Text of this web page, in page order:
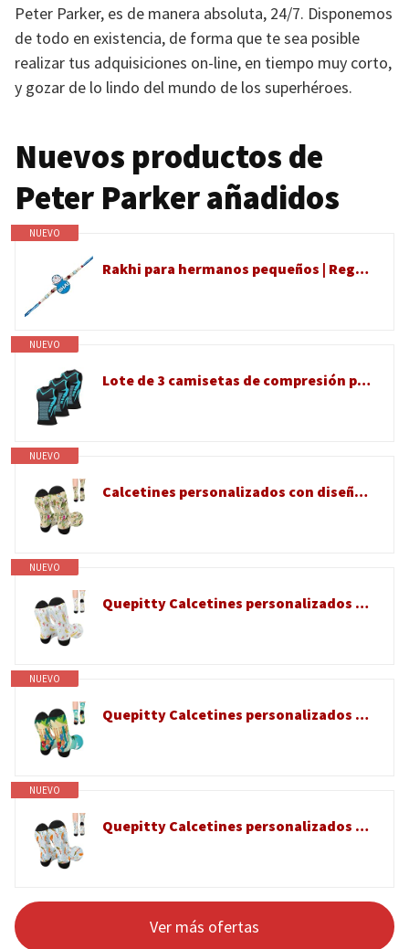
Peter Parker, es de manera absoluta, 24/7. Disponemos
de todo en existencia, de forma que te sea posible
realizar tus adquisiciones on-line, en tiempo muy corto,
y gozar de lo lindo del mundo de los superhéroes.
Nuevos productos de
Peter Parker añadidos
NUEVO
Rakhi para hermanos pequeños | Regalo de diseñador Rakshabandhan para hermano pequeño | Pulsera Raksha Bandhan de hermana | Juego Rakhdi para celebración de hermana Bhai | Dibujos animados | Raki de
NUEVO
Lote de 3 camisetas de compresión para hombre, jersey corporal, vainante, chaleco corrector de postura, turmalina menionica, vientre plano sin manga, adelgazante, ropa interior muscular deportiva Top
NUEVO
Calcetines personalizados con diseño de foto propia, calcetines personalizados para adultos, calcetines coloridos para hombres, regalos para él, hombres, marido, novio, Custom 1013, One Size
NUEVO
Quepitty Calcetines personalizados con foto de cara de mascota, calcetines personalizados con imagen, calcetines locos para hombres, Custom 869, One Size
NUEVO
Quepitty Calcetines personalizados con foto, calcetines personalizados con fotos de cara, texto, calcetines tontos personalizados para adultos, regalo ideal para parejas, amor romántico, Custom 862
NUEVO
Quepitty Calcetines personalizados con nombre de cara con imagen, calcetines personalizados para hombre, calcetines divertidos para hombres y mujeres, Custom 733, One Size
Ver más ofertas